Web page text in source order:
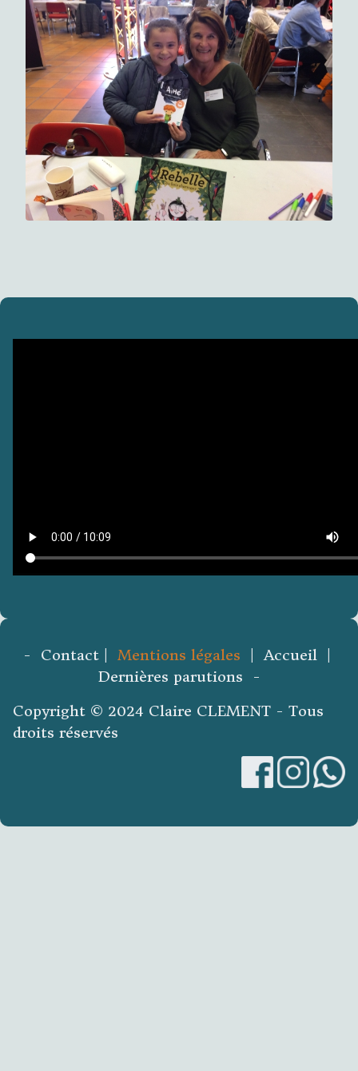
- Contact | Mentions légales | Accueil |
Dernières parutions -
Copyright © 2024 Claire CLEMENT - Tous
droits réservés